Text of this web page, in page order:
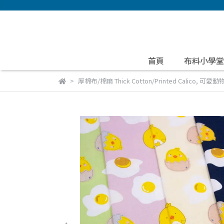
首頁 布料小學堂
厚棉布/棉麻 Thick Cotton/Printed Calico, 可愛動